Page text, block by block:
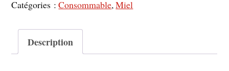
Catégories :Consommable,Miel
Description